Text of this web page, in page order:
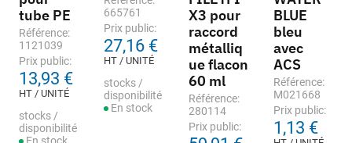
tube PE
Référence:
1121039
Prix public:
13,93 €
HT / UNITÉ
stocks /
disponibilité
665761
Prix public:
27,16 €
HT / UNITÉ
stocks /
disponibilité
En stock
X3 pour
raccord
métalliq
ue flacon
60 ml
Référence:
280114
Prix public:
BLUE
bleu
avec
ACS
Référence:
M021668
Prix public:
1,13 €